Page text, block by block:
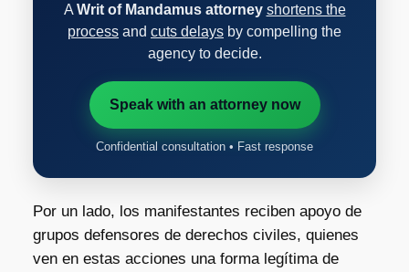
A Writ of Mandamus attorney shortens the
process and cuts delays by compelling the
agency to decide.
Speak with an attorney now
Confidential consultation • Fast response
Por un lado, los manifestantes reciben apoyo de
grupos defensores de derechos civiles, quienes
ven en estas acciones una forma legítima de